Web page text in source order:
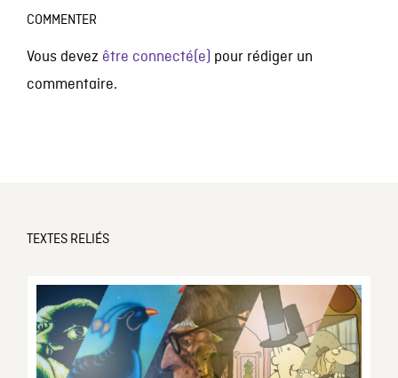
COMMENTER
Vous devez être connecté(e) pour rédiger un
commentaire.
TEXTES RELIÉS